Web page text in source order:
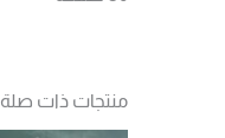
منتجات ذات صلة